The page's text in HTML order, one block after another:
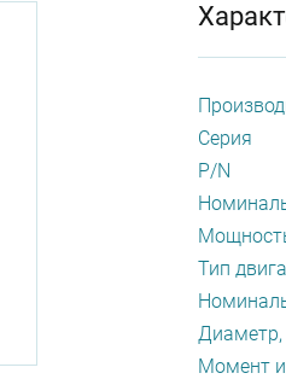
Серия
P/N
Тип
Момент